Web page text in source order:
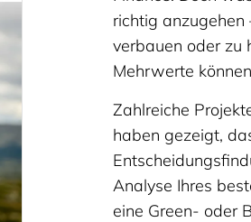
richtig anzugehen
verbauen oder zu
Mehrwerte
Zahlreiche
haben gezeigt,
Analyse Ihres
eine Green- oder